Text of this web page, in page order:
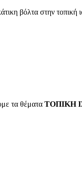
βόλτα στην τοπική
τα θέματα ΤΟΠΙΚΗ